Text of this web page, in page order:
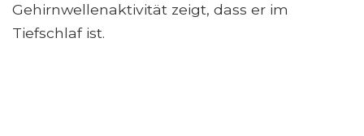
Gehirnwellenaktivität zeigt, dass er im
Tiefschlaf ist.